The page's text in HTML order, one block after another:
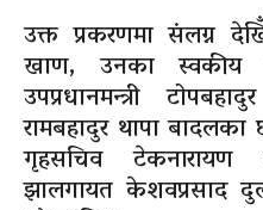
उक्त प्रकरणमा संलग्न
खाण, उनका स्वकीय
उपप्रधानमन्त्री
रामबहादुर थापा बादलका
गृहसचिव टेकनारायण
झालगायत केशवप्रसाद